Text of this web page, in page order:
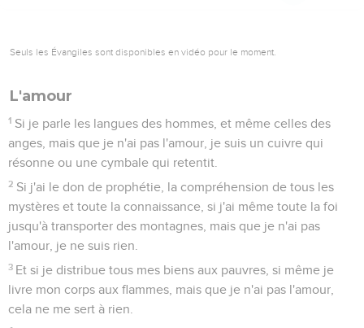
Seuls les Évangiles sont disponibles en vidéo pour le moment.
L'amour
1 Si je parle les langues des hommes, et même celles des
anges, mais que je n'ai pas l'amour, je suis un cuivre qui
résonne ou une cymbale qui retentit.
2 Si j'ai le don de prophétie, la compréhension de tous les
mystères et toute la connaissance, si j'ai même toute la foi
jusqu'à transporter des montagnes, mais que je n'ai pas
l'amour, je ne suis rien.
3 Et si je distribue tous mes biens aux pauvres, si même je
livre mon corps aux flammes, mais que je n'ai pas l'amour,
cela ne me sert à rien.